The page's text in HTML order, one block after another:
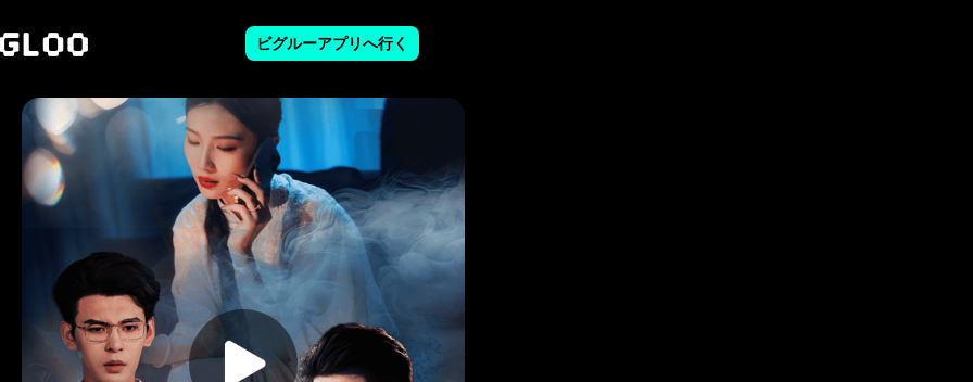
ビグルーアプリへ行く